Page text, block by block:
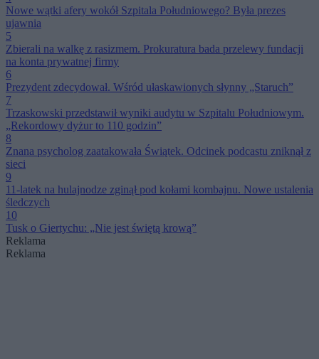
Nowe wątki afery wokół Szpitala Południowego? Była prezes
ujawnia
5
Zbierali na walkę z rasizmem. Prokuratura bada przelewy fundacji
na konta prywatnej firmy
6
Prezydent zdecydował. Wśród ułaskawionych słynny „Staruch”
7
Trzaskowski przedstawił wyniki audytu w Szpitalu Południowym.
„Rekordowy dyżur to 110 godzin”
8
Znana psycholog zaatakowała Świątek. Odcinek podcastu zniknął z
sieci
9
11-latek na hulajnodze zginął pod kołami kombajnu. Nowe ustalenia
śledczych
10
Tusk o Giertychu: „Nie jest świętą krową”
Reklama
Reklama